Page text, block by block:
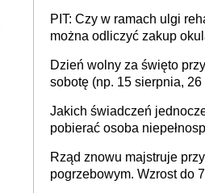
PIT: Czy w ramach ulgi
można odliczyć zakup
Dzień wolny za święto
sobotę (np. 15 sierpnia, 26
pracodawcy (sektor
publiczna), najczęstsze
Jakich świadczeń
pobierać osoba
Rząd znowu majstruje przy
pogrzebowym. Wzrost do